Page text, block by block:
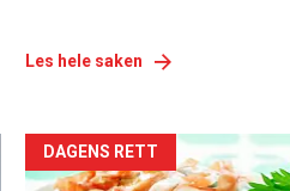
Les hele saken
Forsiden
DAGENS RETT